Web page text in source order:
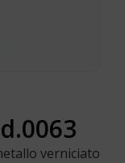
verniciato